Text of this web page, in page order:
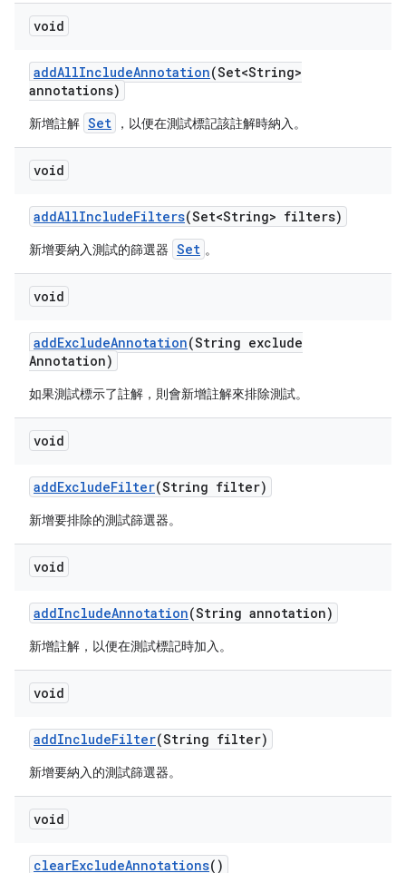
void
addAllIncludeAnnotation(Set<String>
annotations)
新增註解 Set ，以便在測試標記該註解時納入。
void
addAllIncludeFilters(Set<String> filters)
新增要納入測試的篩選器 Set 。
void
addExcludeAnnotation(String exclude
Annotation)
如果測試標示了註解，則會新增註解來排除測試。
void
addExcludeFilter(String filter)
新增要排除的測試篩選器。
void
addIncludeAnnotation(String annotation)
新增註解，以便在測試標記時加入。
void
addIncludeFilter(String filter)
新增要納入的測試篩選器。
void
clearExcludeAnnotations()